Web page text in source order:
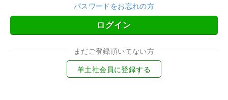
パスワードをお忘れの方
ログイン
まだご登録頂いてない方
羊土社会員に登録する